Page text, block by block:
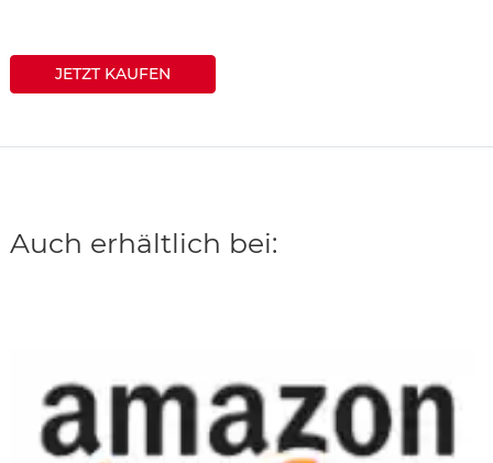
JETZT KAUFEN
Auch erhältlich bei: